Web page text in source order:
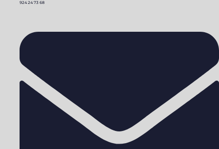
924 24 73 68